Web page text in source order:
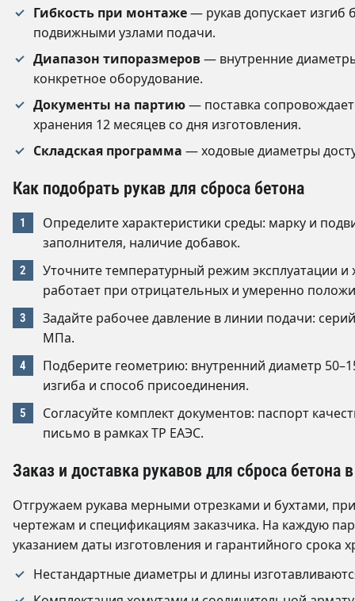
Гибкость при монтаже— рукав допускает изгиб
подвижными узлами подачи.
Диапазон типоразмеров— внутренние
конкретное оборудование.
Документы на партию— поставка
хранения 12 месяцев со дня изготовления.
Складская программа — ходовые диаметры
Как подобрать рукав для сброса бетона
Определите характеристики среды: марку и
заполнителя, наличие добавок.
Уточните температурный режим эксплуатации
работает при отрицательных и умеренно
Задайте рабочее давление в линии подачи:
МПа.
Подберите геометрию: внутренний диаметр
изгиба и способ присоединения.
Согласуйте комплект документов: паспорт
письмо в рамках ТР ЕАЭС.
Заказ и доставка рукавов для сброса бетона
Отгружаем рукава мерными отрезками и бухтами,
чертежам и спецификациям заказчика. На каждую
указанием даты изготовления и гарантийного срока
Нестандартные диаметры и длины